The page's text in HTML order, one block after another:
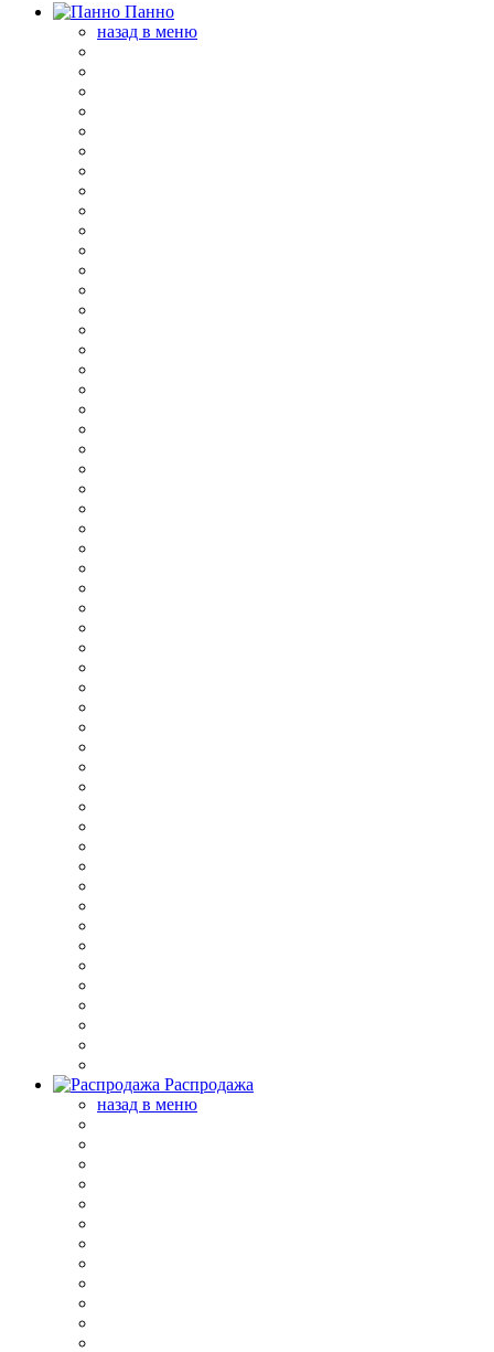
Панно
назад в меню
Распродажа
назад в меню